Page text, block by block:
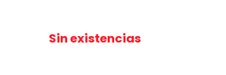
Sin existencias